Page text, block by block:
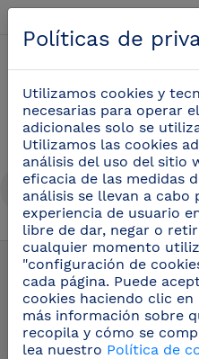
Mangueras de
Políticas de
Utilizamos cookies y
necesarias para operar
adicionales solo se
Utilizamos las cookies
análisis del uso del sitio
eficacia de las medidas
análisis se llevan a
experiencia de usuario
libre de dar, negar o
cualquier momento
"configuración de
cada página. Puede
cookies haciendo clic en
más información sobre
recopila y cómo se
lea nuestro Política de